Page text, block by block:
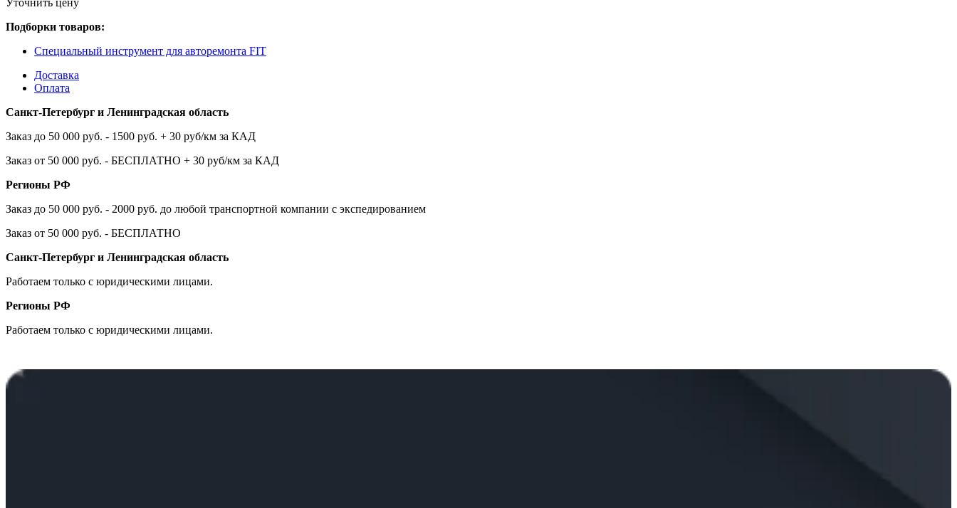
Подборки товаров:
Специальный инструмент для авторемонта FIT
Доставка
Оплата
Санкт-Петербург и Ленинградская область
Заказ до 50 000 руб. - 1500 руб. + 30 руб/км за КАД
Заказ от 50 000 руб. - БЕСПЛАТНО + 30 руб/км за КАД
Регионы РФ
Заказ до 50 000 руб. - 2000 руб. до любой транспортной компании с экспедированием
Заказ от 50 000 руб. - БЕСПЛАТНО
Санкт-Петербург и Ленинградская область
Работаем только с юридическими лицами.
Регионы РФ
Работаем только с юридическими лицами.